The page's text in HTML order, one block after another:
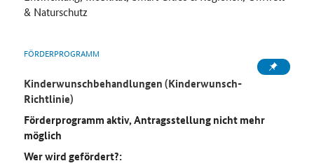
& Naturschutz
FÖRDERPROGRAMM
Kinderwunschbehandlungen (Kinderwunsch-
Richtlinie)
Förderprogramm aktiv, Antragsstellung nicht mehr
möglich
Wer wird gefördert?: